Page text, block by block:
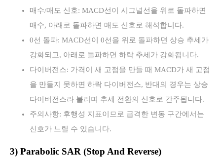
매수/매도 신호: MACD선이 시그널선을 위로 돌파하면
매수, 아래로 돌파하면 매도 신호로 해석합니다.
0선 돌파: MACD선이 0선을 위로 돌파하면 상승 추세가
강화되고, 아래로 돌파하면 하락 추세가 강화됩니다.
다이버전스: 가격이 새 고점을 만들 때 MACD가 새 고점
을 만들지 못하면 하락 다이버전스, 반대의 경우는 상승
다이버전스라 불리며 추세 전환의 신호로 간주됩니다.
주의사항: 후행성 지표이므로 급격한 변동 구간에서는
신호가 느릴 수 있습니다.
3) Parabolic SAR (Stop And Reverse)